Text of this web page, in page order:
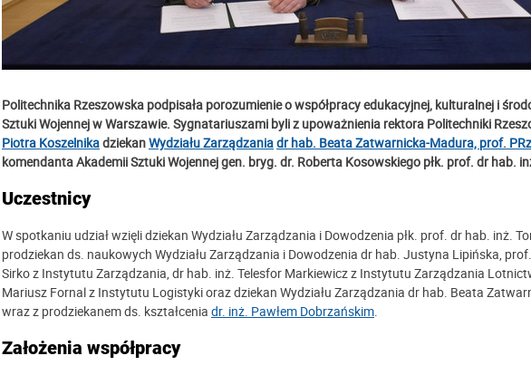
Politechnika Rzeszowska podpisała porozumienie o współpracy edukacyjnej, kulturalnej i
Sztuki Wojennej w Warszawie. Sygnatariuszami byli z upoważnienia rektora Politechniki
Piotra KoszelnikadziekanWydziału Zarządzaniadr hab. Beata Zatwarnicka-Madura, prof. PRz
komendanta Akademii Sztuki Wojennej gen. bryg. dr. Roberta Kosowskiego płk. prof. dr hab.
Uczestnicy
W spotkaniu udział wzięli dziekan Wydziału Zarządzania i Dowodzenia płk. prof. dr hab. inż.
prodziekan ds. naukowych Wydziału Zarządzania i Dowodzenia dr hab. Justyna Lipińska,
Sirko z Instytutu Zarządzania, dr hab. inż. Telesfor Markiewicz z Instytutu Zarządzania
Mariusz Fornal z Instytutu Logistyki oraz dziekan Wydziału Zarządzania dr hab. Beata
wraz z prodziekanem ds. kształcenia dr. inż. Pawłem Dobrzańskim.
Założenia współpracy